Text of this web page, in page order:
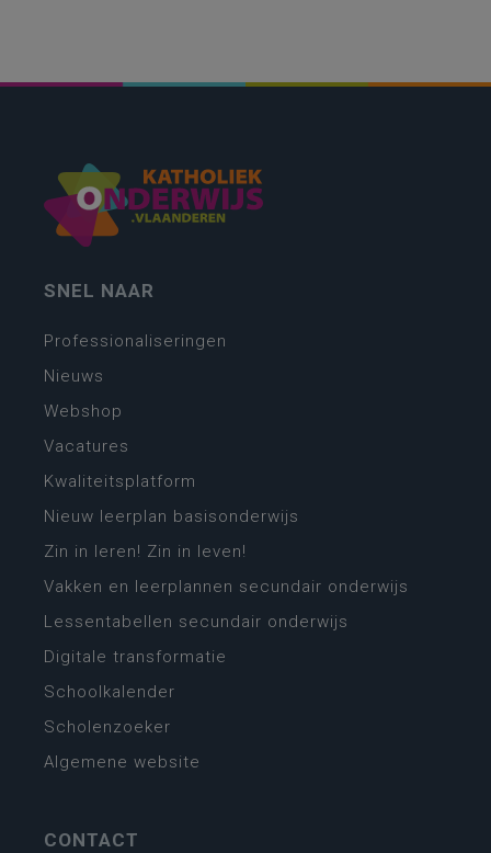
SNEL NAAR
Professionaliseringen
Nieuws
Webshop
Vacatures
Kwaliteitsplatform
Nieuw leerplan basisonderwijs
Zin in leren! Zin in leven!
Vakken en leerplannen secundair onderwijs
Lessentabellen secundair onderwijs
Digitale transformatie
Schoolkalender
Scholenzoeker
Algemene website
CONTACT